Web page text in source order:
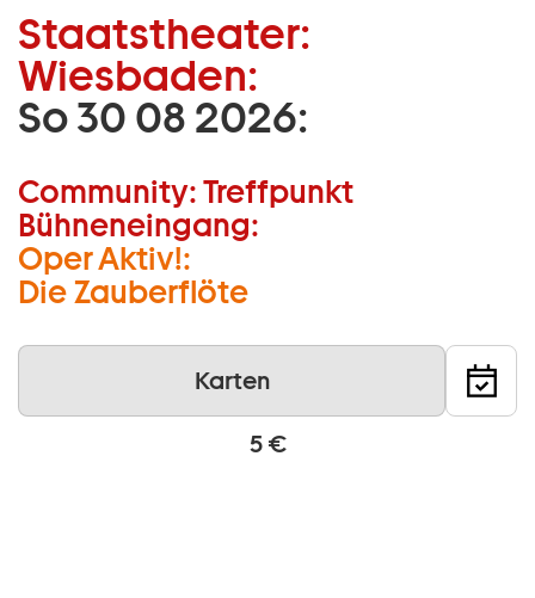
Zum Hauptinhalt springen
Zum Footer springen
Staatstheater:
Wiesbaden:
So 30 08 2026:
15 –
17 Uhr
Community:Treffpunkt
Bühneneingang:
Oper Aktiv!:
Die Zauberflöte
Karten
5 €